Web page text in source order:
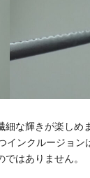
な輝きが楽しめ
ンクルージョン
はありません。